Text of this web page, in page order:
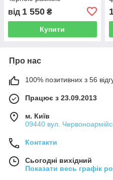
від 1 550 ₴
Купити
Про нас
100% позитивних з 56
Працює з 23.09.2013
м. Київ
09440 вул.
Контакти
Сьогодні вихідний
Показати весь графік